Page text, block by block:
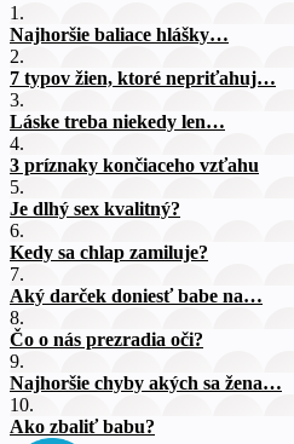
1.
Najhoršie baliace hlášky…
2.
7 typov žien, ktoré nepriťahuj…
3.
Láske treba niekedy len…
4.
3 príznaky končiaceho vzťahu
5.
Je dlhý sex kvalitný?
6.
Kedy sa chlap zamiluje?
7.
Aký darček doniesť babe na…
8.
Čo o nás prezradia oči?
9.
Najhoršie chyby akých sa žena…
10.
Ako zbaliť babu?